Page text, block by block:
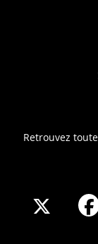
Retrouvez
Share